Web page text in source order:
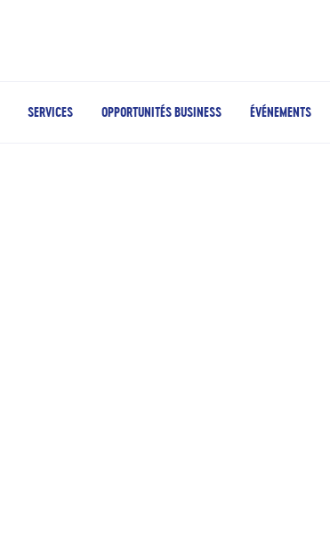
SERVICES OPPORTUNITÉS BUSINESS ÉVÉNEMENTS